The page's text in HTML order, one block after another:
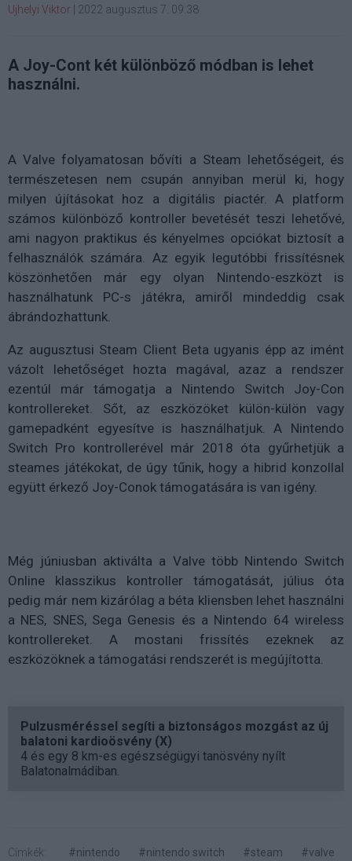
Ujhelyi Viktor 2022 augusztus 7. 09:38
A Joy-Cont két különböző módban is lehet
használni.
A Valve folyamatosan bővíti a Steam lehetőségeit, és
természetesen nem csupán annyiban merül ki, hogy
milyen újításokat hoz a digitális piactér. A platform
számos különböző kontroller bevetését teszi lehetővé,
ami nagyon praktikus és kényelmes opciókat biztosít a
felhasználók számára. Az egyik legutóbbi frissítésnek
köszönhetően már egy olyan Nintendo-eszközt is
használhatunk PC-s játékra, amiről mindeddig csak
ábrándozhattunk.
Az augusztusi Steam Client Beta ugyanis épp az imént
vázolt lehetőséget hozta magával, azaz a rendszer
ezentúl már támogatja a Nintendo Switch Joy-Con
kontrollereket. Sőt, az eszközöket külön-külön vagy
gamepadként egyesítve is használhatjuk. A Nintendo
Switch Pro kontrollerével már 2018 óta gyűrhetjük a
steames játékokat, de úgy tűnik, hogy a hibrid konzollal
együtt érkező Joy-Conok támogatására is van igény.
Még júniusban aktiválta a Valve több Nintendo Switch
Online klasszikus kontroller támogatását, július óta
pedig már nem kizárólag a béta kliensben lehet használni
a NES, SNES, Sega Genesis és a Nintendo 64 wireless
kontrollereket. A mostani frissítés ezeknek az
eszközöknek a támogatási rendszerét is megújította.
Pulzusméréssel segíti a biztonságos mozgást az új
balatoni kardioösvény (X)
4 és egy 8 km-es egészségügyi tanösvény nyílt
Balatonalmádiban.
Címkék: #nintendo #nintendo switch #steam #valve